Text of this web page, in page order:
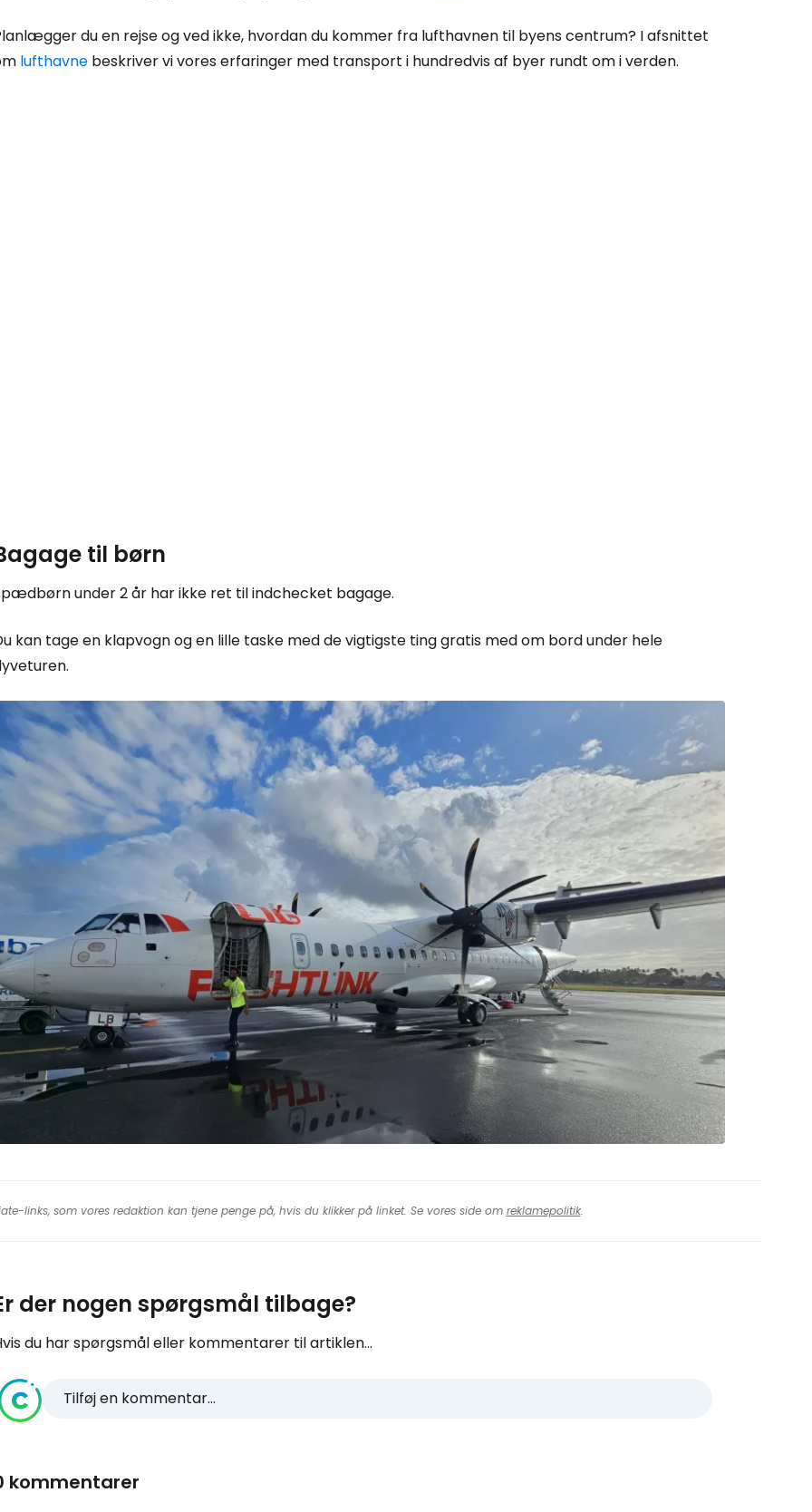
du en rejse og ved ikke, hvordan du kommer fra lufthavnen til byens centrum? I afsnittet
lufthavne beskriver vi vores erfaringer med transport i hundredvis af byer rundt om i verden.
til børn
under 2 år har ikke ret til indchecket bagage.
kan tage en klapvogn og en lille taske med de vigtigste ting gratis med om bord under hele
links, som vores redaktion kan tjene penge på, hvis du klikker på linket. Se vores side om reklamepolitik.
der nogen spørgsmål tilbage?
du har spørgsmål eller kommentarer til artiklen...
Tilføj en kommentar...
kommentarer
Fortsæt med Facebook